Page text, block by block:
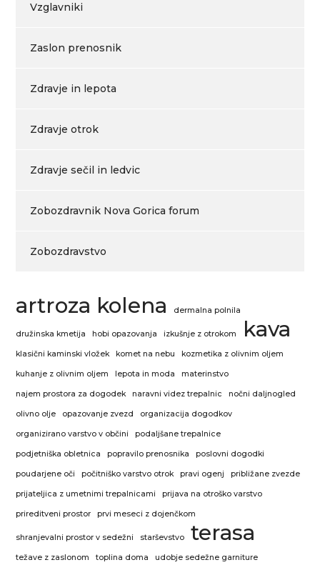
Vzglavniki
Zaslon prenosnik
Zdravje in lepota
Zdravje otrok
Zdravje sečil in ledvic
Zobozdravnik Nova Gorica forum
Zobozdravstvo
artroza kolena dermalna polnila
družinska kmetija hobi opazovanja izkušnje z otrokom kava
klasični kaminski vložek komet na nebu kozmetika z olivnim oljem
kuhanje z olivnim oljem lepota in moda materinstvo
najem prostora za dogodek naravni videz trepalnic nočni daljnogled
olivno olje opazovanje zvezd organizacija dogodkov
organizirano varstvo v občini podaljšane trepalnice
podjetniška obletnica popravilo prenosnika poslovni dogodki
poudarjene oči počitniško varstvo otrok pravi ogenj približane zvezde
prijateljica z umetnimi trepalnicami prijava na otroško varstvo
prireditveni prostor prvi meseci z dojenčkom
shranjevalni prostor v sedežni starševstvo terasa
težave z zaslonom toplina doma udobje sedežne garniture